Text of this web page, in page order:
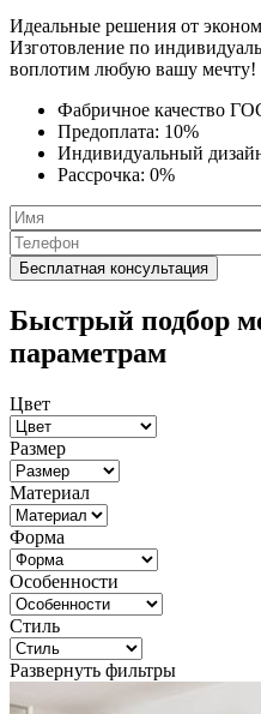
Идеальные решения от
Изготовление по
воплотим любую вашу мечту!
Фабричное качество
Предоплата: 10%
Индивидуальный
Рассрочка: 0%
Быстрый подбор
параметрам
Цвет
Размер
Материал
Форма
Особенности
Стиль
Развернуть фильтры